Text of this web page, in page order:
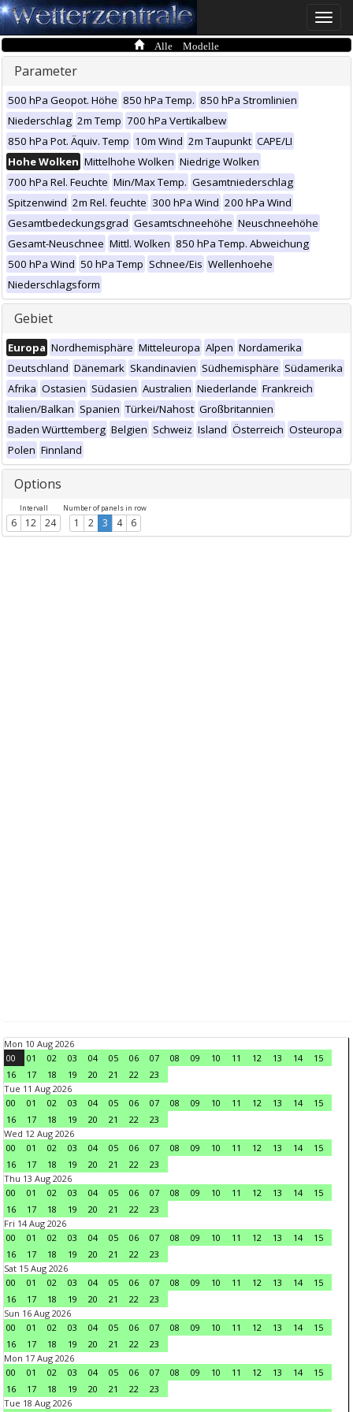
Toggle
Alle Modelle
Parameter
500 hPa Geopot. Höhe 850 hPa Temp. 850 hPa Stromlinien
Niederschlag 2m Temp 700 hPa Vertikalbew
850 hPa Pot. Äquiv. Temp 10m Wind 2m Taupunkt CAPE/LI
Hohe Wolken Mittelhohe Wolken Niedrige Wolken
700 hPa Rel. Feuchte Min/Max Temp. Gesamtniederschlag
Spitzenwind 2m Rel. feuchte 300 hPa Wind 200 hPa Wind
Gesamtbedeckungsgrad Gesamtschneehöhe Neuschneehöhe
Gesamt-Neuschnee Mittl. Wolken 850 hPa Temp. Abweichung
500 hPa Wind 50 hPa Temp Schnee/Eis Wellenhoehe
Niederschlagsform
Gebiet
Europa Nordhemisphäre Mitteleuropa Alpen Nordamerika
Deutschland Dänemark Skandinavien Südhemisphäre Südamerika
Afrika Ostasien Südasien Australien Niederlande Frankreich
Italien/Balkan Spanien Türkei/Nahost Großbritannien
Baden Württemberg Belgien Schweiz Island Österreich Osteuropa
Polen Finnland
Options
Intervall
6 12 24
Number of panels in row
1 2 3 4 6
Mon 10 Aug 2026
00
01 02 03 04 05 06 07 08 09 10 11 12 13 14
15
16
17 18 19 20 21 22
23
Tue 11 Aug 2026
00
01 02 03 04 05 06 07 08 09 10 11 12 13 14
15
16
17 18 19 20 21 22
23
Wed 12 Aug 2026
00
01 02 03 04 05 06 07 08 09 10 11 12 13 14
15
16
17 18 19 20 21 22
23
Thu 13 Aug 2026
00
01 02 03 04 05 06 07 08 09 10 11 12 13 14
15
16
17 18 19 20 21 22
23
Fri 14 Aug 2026
00
01 02 03 04 05 06 07 08 09 10 11 12 13 14
15
16
17 18 19 20 21 22
23
Sat 15 Aug 2026
00
01 02 03 04 05 06 07 08 09 10 11 12 13 14
15
16
17 18 19 20 21 22
23
Sun 16 Aug 2026
00
01 02 03 04 05 06 07 08 09 10 11 12 13 14
15
16
17 18 19 20 21 22
23
Mon 17 Aug 2026
00
01 02 03 04 05 06 07 08 09 10 11 12 13 14
15
16
17 18 19 20 21 22
23
Tue 18 Aug 2026